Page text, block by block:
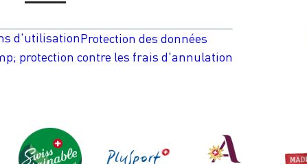
d'utilisationProtection des données
protection contre les frais d'annulation